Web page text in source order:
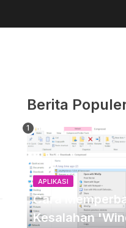
Berita
APLIKASI
Cara
Kesalahan